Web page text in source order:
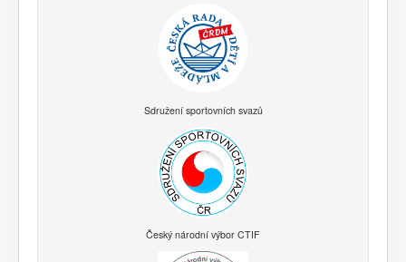
Sdružení sportovních svazů
Český národní výbor CTIF